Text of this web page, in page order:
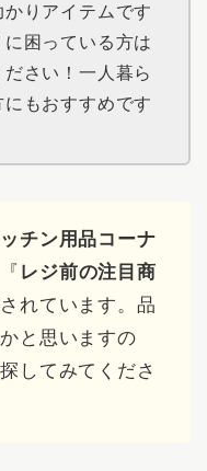
りアイテムです
困っている方は
さい！一人暮ら
もおすすめです
チン用品コーナ
レジ前の注目商
れています。品
と思いますの
してみてくださ